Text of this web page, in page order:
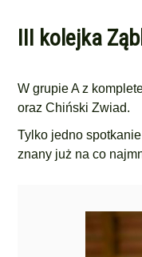
III kolejka
W grupie A z
oraz Chiński Zwiad.
Tylko jedno
znany już na co